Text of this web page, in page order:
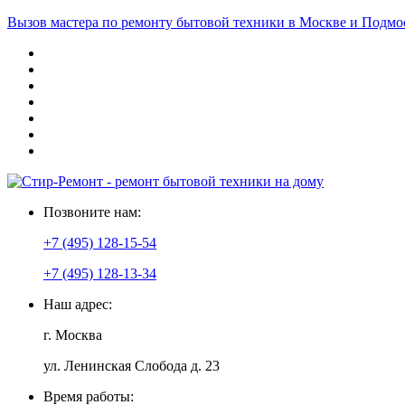
Вызов мастера по ремонту бытовой техники в Москве и
Позвоните нам:
+7 (495) 128-15-54
+7 (495) 128-13-34
Наш адрес:
г. Москва
ул. Ленинская Слобода д. 23
Время работы: